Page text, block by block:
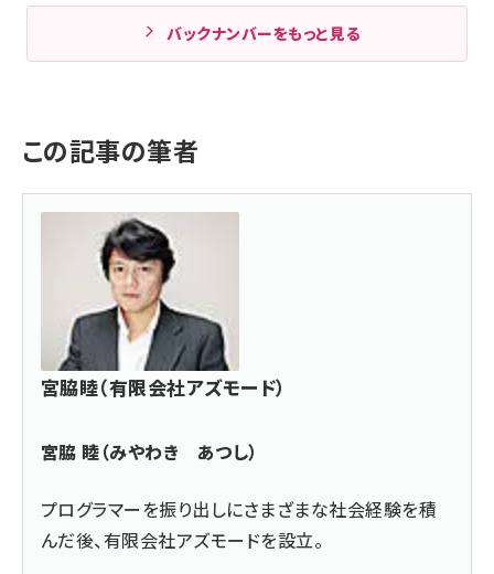
バックナンバーをもっと見る
この記事の筆者
宮脇睦（有限会社アズモード）
宮脇 睦（みやわき あつし）
プログラマーを振り出しにさまざまな社会経験を積
んだ後、有限会社アズモードを設立。